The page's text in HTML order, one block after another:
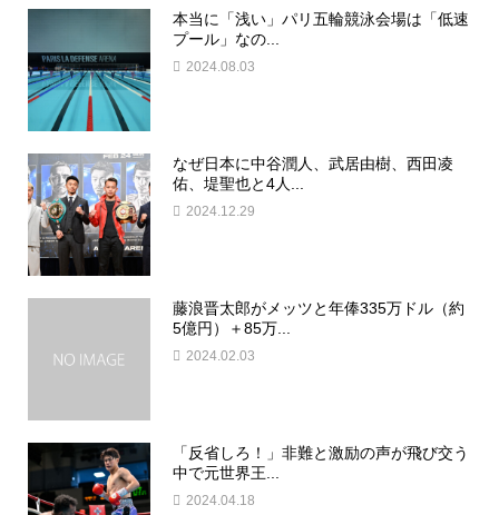
本当に「浅い」パリ五輪競泳会場は「低速
プール」なの...
2024.08.03
なぜ日本に中谷潤人、武居由樹、西田凌
佑、堤聖也と4人...
2024.12.29
藤浪晋太郎がメッツと年俸335万ドル（約
5億円）＋85万...
2024.02.03
「反省しろ！」非難と激励の声が飛び交う
中で元世界王...
2024.04.18